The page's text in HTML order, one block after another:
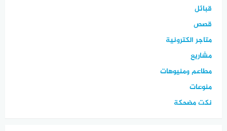
قبائل
قصص
متاجر الكترونية
مشاريع
مطاعم ومنيوهات
منوعات
نكت مضحكة